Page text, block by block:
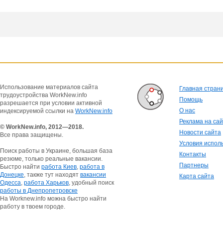
Использование материалов сайта
трудоустройства WorkNew.info
разрешается при условии активной
индексируемой ссылки на WorkNew.info
© WorkNew.info, 2012—2018.
Все права защищены.
Поиск работы в Украине, большая база
резюме, только реальные вакансии.
Быстро найти работа Киев, работа в
Донецке, также тут находят вакансии
Одесса, работа Харьков, удобный поиск
работы в Днепропетровске
На Worknew.info можна быстро найти
работу в твоем городе.
Главная
Помощь
О нас
Реклама на
Новости сайта
Условия
Контакты
Партнеры
Карта сайта